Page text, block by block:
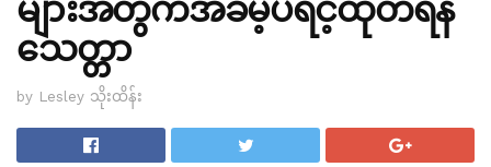
များအတွက်အခမဲ့ပရင့်ထုတ်ရန်
သေတ္တာ
by Lesley သိုးထိန်း